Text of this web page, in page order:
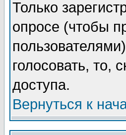
Только
опросе (чтобы
голосовать, то,
доступа.
Вернуться к